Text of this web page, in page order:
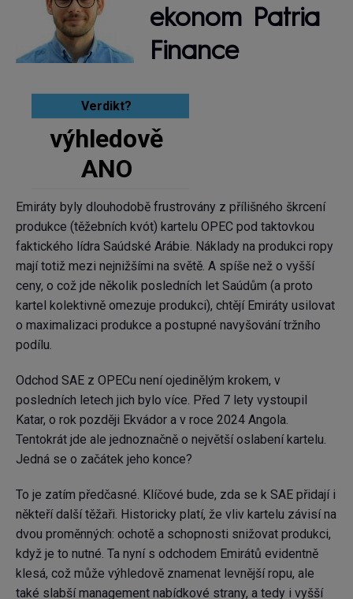
ekonom Patria
Finance
Verdikt?
výhledově
ANO
Emiráty byly dlouhodobě frustrovány z přílišného škrcení
produkce (těžebních kvót) kartelu OPEC pod taktovkou
faktického lídra Saúdské Arábie. Náklady na produkci ropy
mají totiž mezi nejnižšími na světě. A spíše než o vyšší
ceny, o což jde několik posledních let Saúdům (a proto
kartel kolektivně omezuje produkci), chtějí Emiráty usilovat
o maximalizaci produkce a postupné navyšování tržního
podílu.
Odchod SAE z OPECu není ojedinělým krokem, v
posledních letech jich bylo více. Před 7 lety vystoupil
Katar, o rok později Ekvádor a v roce 2024 Angola.
Tentokrát jde ale jednoznačně o největší oslabení kartelu.
Jedná se o začátek jeho konce?
To je zatím předčasné. Klíčové bude, zda se k SAE přidají i
někteří další těžaři. Historicky platí, že vliv kartelu závisí na
dvou proměnných: ochotě a schopnosti snižovat produkci,
když je to nutné. Ta nyní s odchodem Emirátů evidentně
klesá, což může výhledově znamenat levnější ropu, ale
také slabší management nabídkové strany, a tedy i vyšší